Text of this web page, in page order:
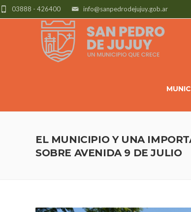
info@sanpedrodejujuy.gob.ar
03888 - 426400
EL MUNICIPIO Y UNA
SOBRE AVENIDA 9 DE JULIO